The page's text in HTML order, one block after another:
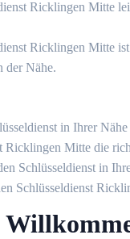
Ricklingen Mitte
Ricklingen Mitte
der Nähe.
in Ihrer
Ricklingen Mitte die
Schlüsseldienst in
Schlüsseldienst